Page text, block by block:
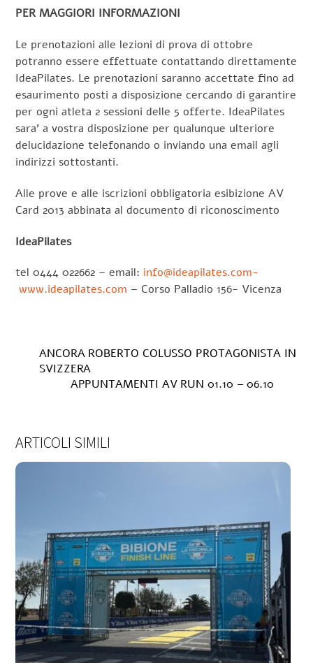
PER MAGGIORI INFORMAZIONI
Le prenotazioni alle lezioni di prova di ottobre
potranno essere effettuate contattando direttamente
IdeaPilates. Le prenotazioni saranno accettate fino ad
esaurimento posti a disposizione cercando di garantire
per ogni atleta 2 sessioni delle 5 offerte. IdeaPilates
sara’ a vostra disposizione per qualunque ulteriore
delucidazione telefonando o inviando una email agli
indirizzi sottostanti.
Alle prove e alle iscrizioni obbligatoria esibizione AV
Card 2013 abbinata al documento di riconoscimento
IdeaPilates
tel 0444 022662 – email: info@ideapilates.com-
www.ideapilates.com – Corso Palladio 156- Vicenza
ANCORA ROBERTO COLUSSO PROTAGONISTA IN
SVIZZERA
APPUNTAMENTI AV RUN 01.10 – 06.10
ARTICOLI SIMILI